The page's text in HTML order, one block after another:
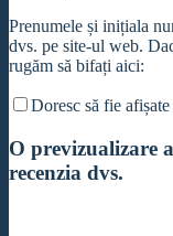
Prenumele și inițiala
dvs. pe site-ul web.
rugăm să bifați aici:
Doresc să fie
O previzualizare
recenzia dvs.